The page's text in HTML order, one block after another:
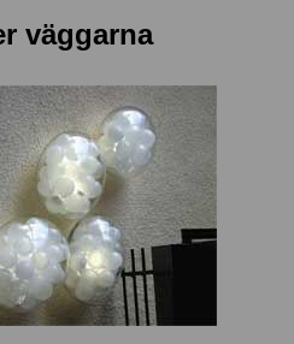
väggarna